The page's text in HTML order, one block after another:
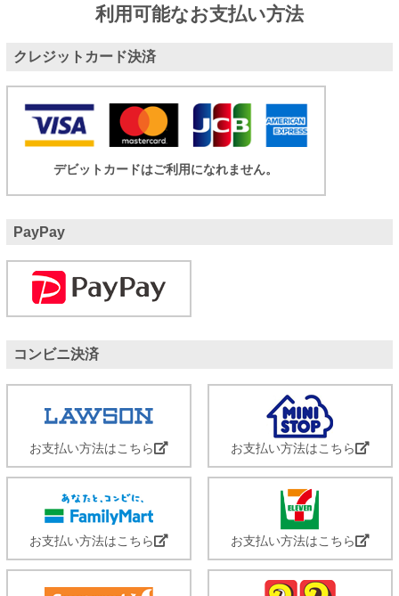
利用可能なお支払い方法
クレジットカード決済
デビットカードはご利用になれません。
PayPay
コンビニ決済
お支払い方法はこちら お支払い方法はこちら
お支払い方法はこちら お支払い方法はこちら